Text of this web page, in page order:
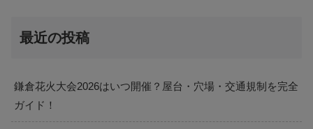
最近の投稿
鎌倉花火大会2026はいつ開催？屋台・穴場・交通規制を完全
ガイド！